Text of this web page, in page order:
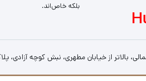
بلکه خاص‌اند.
بالاتر از خیابان مطهری، نبش کوچه آزادی، پلاک